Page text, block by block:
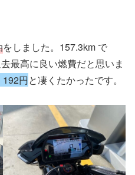
をしました。157.3km で
最高に良い燃費だと思いま
円と凄くたかったです。